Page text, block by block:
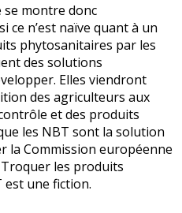
se montre donc
n’est naïve quant à un
phytosanitaires par les
des solutions
Elles viendront
des agriculteurs aux
et des produits
les NBT sont la solution
la Commission européenne
les produits
une fiction.